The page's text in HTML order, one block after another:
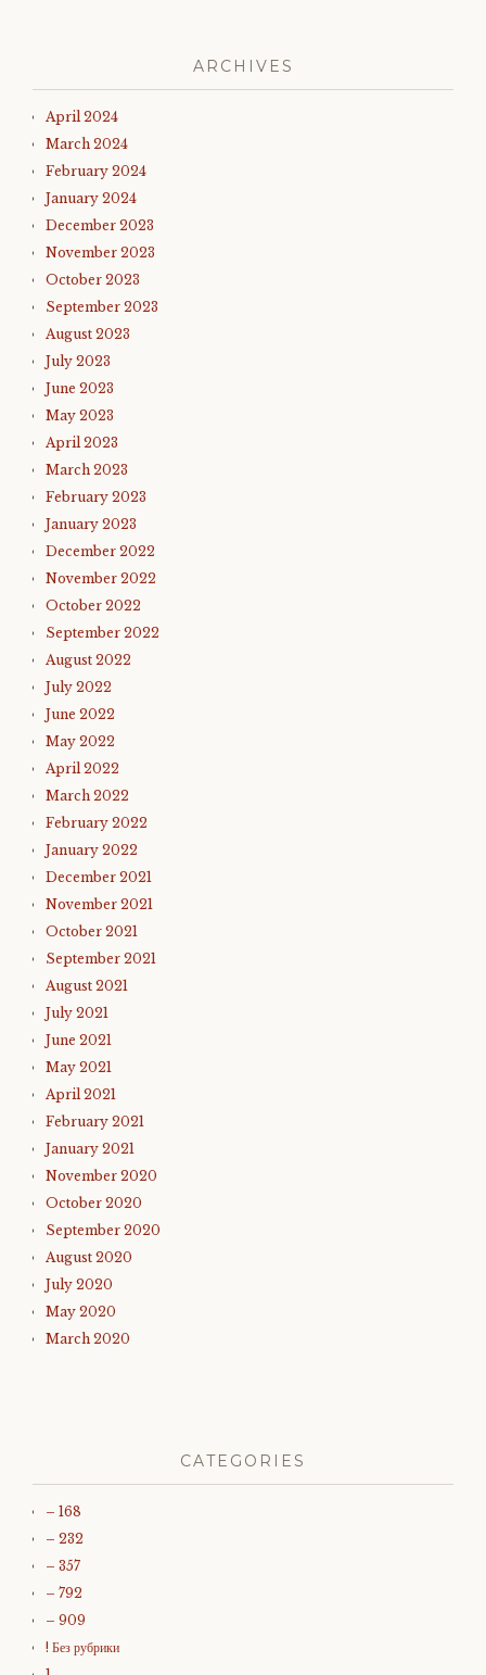
ARCHIVES
April 2024
March 2024
February 2024
January 2024
December 2023
November 2023
October 2023
September 2023
August 2023
July 2023
June 2023
May 2023
April 2023
March 2023
February 2023
January 2023
December 2022
November 2022
October 2022
September 2022
August 2022
July 2022
June 2022
May 2022
April 2022
March 2022
February 2022
January 2022
December 2021
November 2021
October 2021
September 2021
August 2021
July 2021
June 2021
May 2021
April 2021
February 2021
January 2021
November 2020
October 2020
September 2020
August 2020
July 2020
May 2020
March 2020
CATEGORIES
– 168
– 232
– 357
– 792
– 909
! Без рубрики